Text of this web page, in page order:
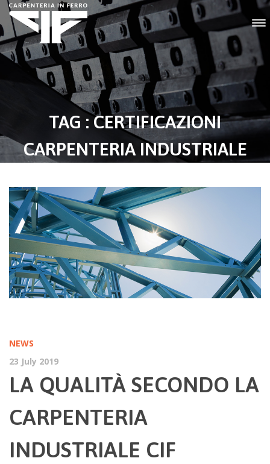
TAG : CERTIFICAZIONI
CARPENTERIA INDUSTRIALE
NEWS
23 July 2019
LA QUALITÀ SECONDO LA
CARPENTERIA
INDUSTRIALE CIF